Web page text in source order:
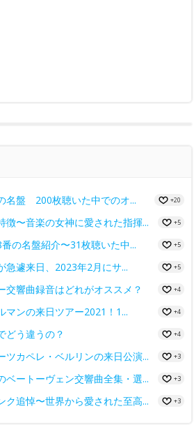
名盤 200枚聴いた中でのオ... +20
徴〜音楽の女神に愛された指揮... +5
の名盤紹介〜31枚聴いた中... +5
急遽来日、2023年2月にサ... +5
交響曲録音はどれがオススメ？ +4
マンの来日ツアー2021！1... +4
どう違うの？ +4
ツカペレ・ベルリンの来日公演... +3
ベートーヴェン交響曲全集・選... +3
ク追悼〜世界から愛された至高... +3